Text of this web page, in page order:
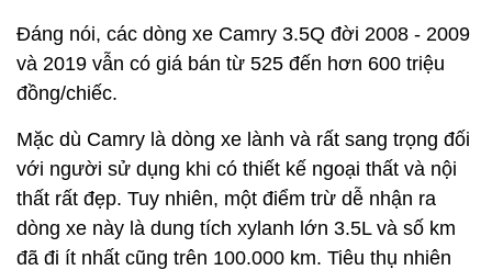
Đáng nói, các dòng xe Camry 3.5Q đời 2008 - 2009
và 2019 vẫn có giá bán từ 525 đến hơn 600 triệu
đồng/chiếc.
Mặc dù Camry là dòng xe lành và rất sang trọng đối
với người sử dụng khi có thiết kế ngoại thất và nội
thất rất đẹp. Tuy nhiên, một điểm trừ dễ nhận ra
dòng xe này là dung tích xylanh lớn 3.5L và số km
đã đi ít nhất cũng trên 100.000 km. Tiêu thụ nhiên